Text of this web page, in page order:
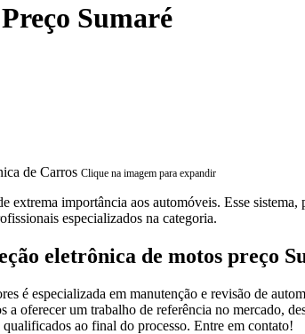
Sumaré
Clique na imagem para expandir
extrema importância aos automóveis. Esse
especializados na categoria.
eletrônica de motos preço
é especializada em manutenção e revisão de
oferecer um trabalho de referência no mercado,
ao final do processo. Entre em contato!